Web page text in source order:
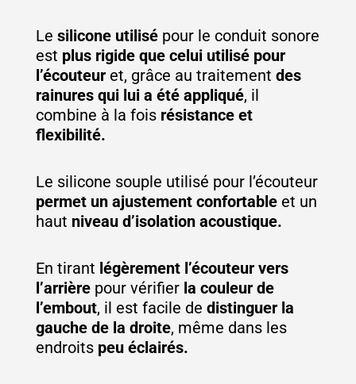
Le silicone utilisé pour le conduit sonore
est plus rigide que celui utilisé pour
l’écouteur et, grâce au traitement des
rainures qui lui a été appliqué, il
combine à la fois résistance et
flexibilité.
Le silicone souple utilisé pour l’écouteur
permet un ajustement confortable et un
haut niveau d’isolation acoustique.
En tirant légèrement l’écouteur vers
l’arrière pour vérifier la couleur de
l’embout, il est facile de distinguer la
gauche de la droite, même dans les
endroits peu éclairés.